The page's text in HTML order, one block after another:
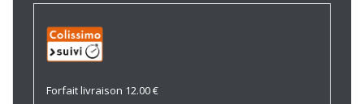
Forfait livraison 12.00 €